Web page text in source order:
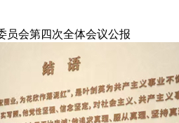
员会第四次全体会议公报